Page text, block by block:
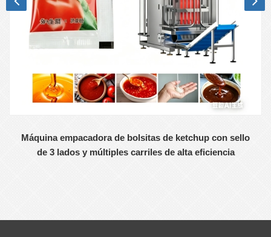
Máquina empacadora de bolsitas de ketchup con sello
de 3 lados y múltiples carriles de alta eficiencia